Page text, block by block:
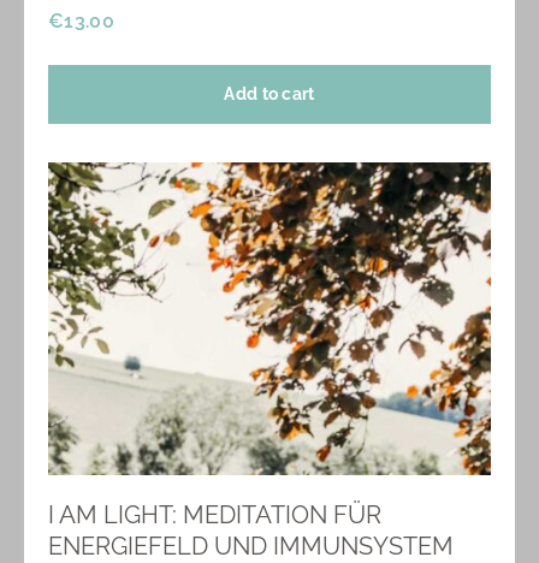
€13.00
Add to cart
I AM LIGHT: MEDITATION FÜR
ENERGIEFELD UND IMMUNSYSTEM